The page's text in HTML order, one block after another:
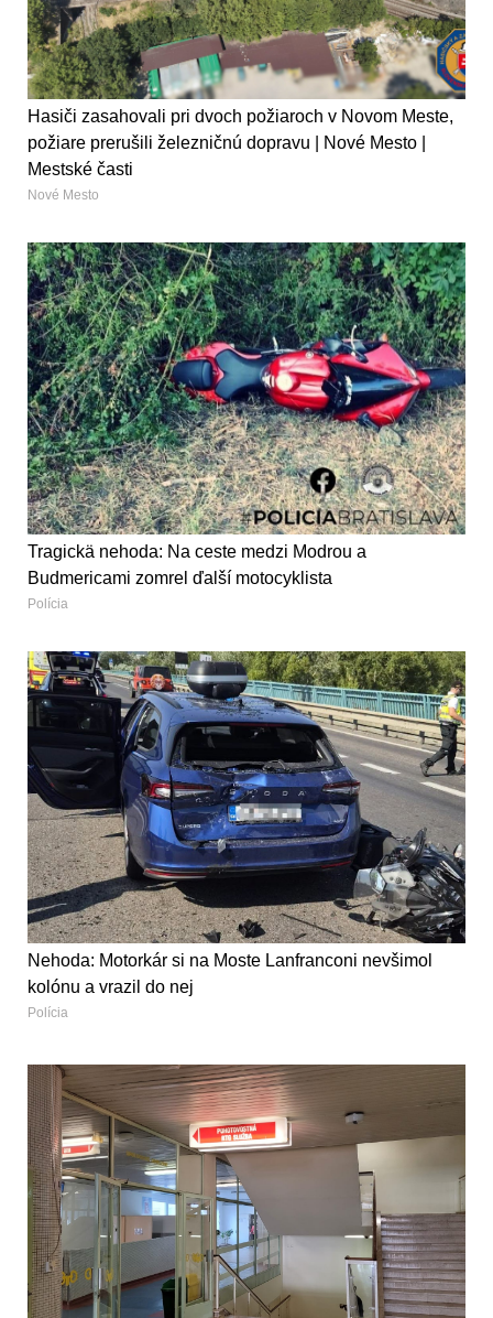
Hasiči zasahovali pri dvoch požiaroch v Novom Meste,
požiare prerušili železničnú dopravu | Nové Mesto |
Mestské časti
Nové Mesto
Tragickä nehoda: Na ceste medzi Modrou a
Budmericami zomrel ďalší motocyklista
Polícia
Nehoda: Motorkár si na Moste Lanfranconi nevšimol
kolónu a vrazil do nej
Polícia